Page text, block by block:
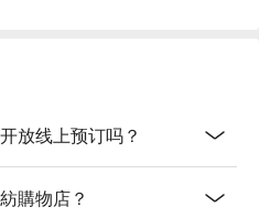
司濃郁
蝦多汁彈嫩
美味
順入味
放线上预订吗？
購物店？